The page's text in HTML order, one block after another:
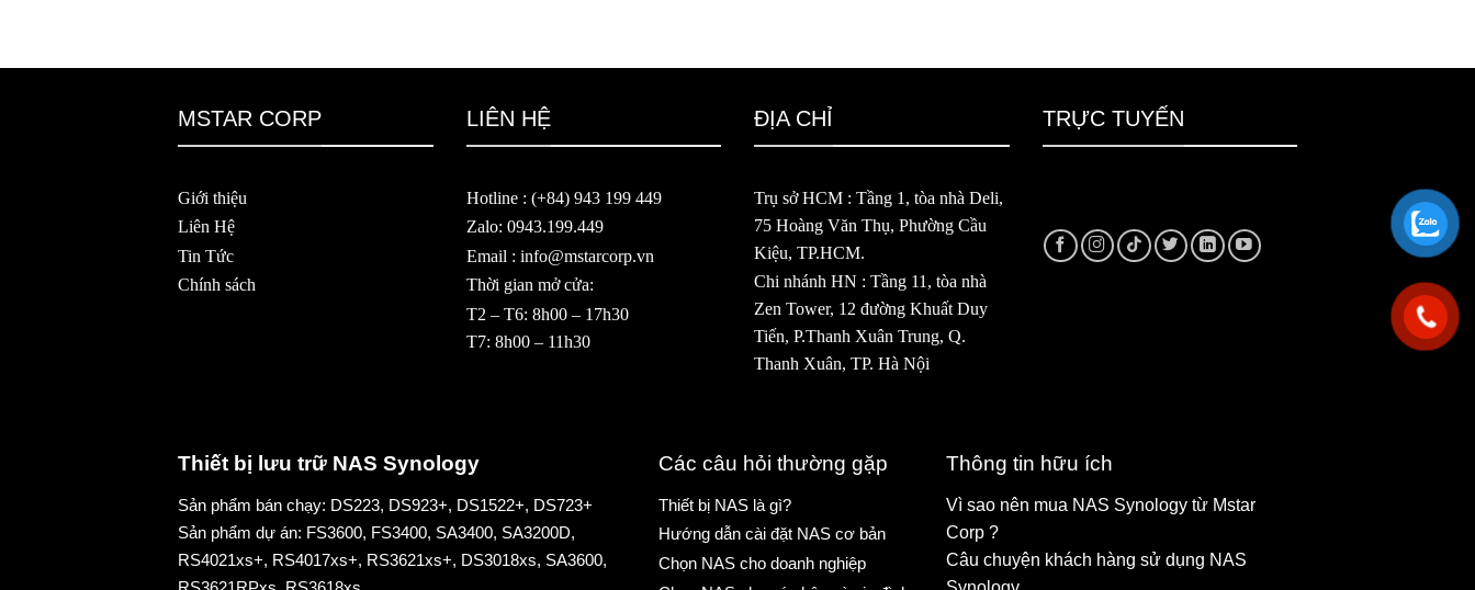
MSTAR CORP
Giới thiệu
Liên Hệ
Tin Tức
Chính sách
LIÊN HỆ
Hotline : (+84) 943 199 449
Zalo: 0943.199.449
Email : info@mstarcorp.vn
Thời gian mở cửa:
T2 – T6: 8h00 – 17h30
T7: 8h00 – 11h30
ĐỊA CHỈ
Trụ sở HCM : Tầng 1, tòa nhà Deli,
75 Hoàng Văn Thụ, Phường Cầu
Kiệu, TP.HCM.
Chi nhánh HN : Tầng 11, tòa nhà
Zen Tower, 12 đường Khuất Duy
Tiến, P.Thanh Xuân Trung, Q.
Thanh Xuân, TP. Hà Nội
TRỰC TUYẾN
Thiết bị lưu trữ NAS Synology
Sản phẩm bán chạy: DS223, DS923+, DS1522+, DS723+
Sản phẩm dự án: FS3600, FS3400, SA3400, SA3200D,
RS4021xs+, RS4017xs+, RS3621xs+, DS3018xs, SA3600,
Các câu hỏi thường gặp
Thiết bị NAS là gì?
Hướng dẫn cài đặt NAS cơ bản
Chọn NAS cho doanh nghiệp
Thông tin hữu ích
Vì sao nên mua NAS Synology từ Mstar
Corp ?
Câu chuyện khách hàng sử dụng NAS